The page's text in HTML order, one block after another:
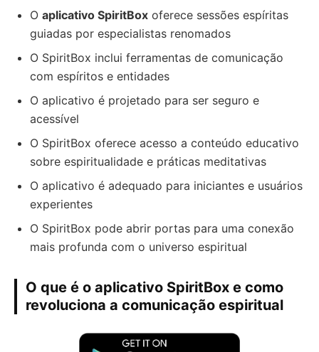
O aplicativo SpiritBox oferece sessões espíritas
guiadas por especialistas renomados
O SpiritBox inclui ferramentas de comunicação
com espíritos e entidades
O aplicativo é projetado para ser seguro e
acessível
O SpiritBox oferece acesso a conteúdo educativo
sobre espiritualidade e práticas meditativas
O aplicativo é adequado para iniciantes e usuários
experientes
O SpiritBox pode abrir portas para uma conexão
mais profunda com o universo espiritual
O que é o aplicativo SpiritBox e como
revoluciona a comunicação espiritual